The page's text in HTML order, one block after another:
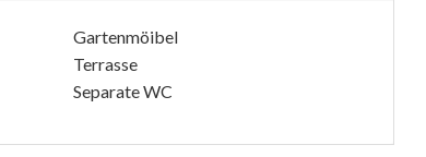
Gartenmöibel
Terrasse
Separate WC